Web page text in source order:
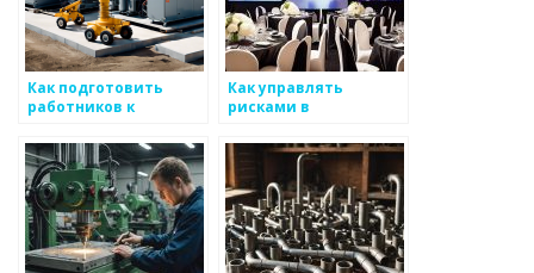
Как подготовить
работников к
производству
металоизделий
Как управлять
рисками в
металлоизделий